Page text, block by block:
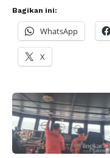
Bagikan ini:
WhatsApp
X